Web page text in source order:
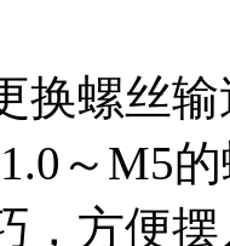
换螺丝
～M5
，方便